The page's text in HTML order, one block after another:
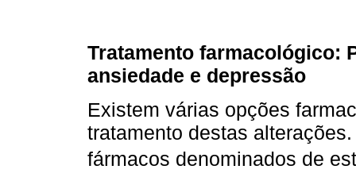
Tratamento farmacológico:
ansiedade e depressão
Existem várias opções
tratamento destas
fármacos denominados de